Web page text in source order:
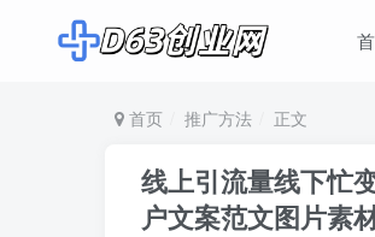
首页 推广方法 正文
线上引流量线下忙
户文案范文图片素